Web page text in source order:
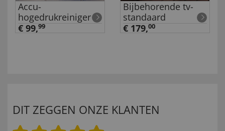
Accu-
hogedrukreiniger
€ 99,99
Bijbehorende tv-
standaard
€ 179,00
DIT ZEGGEN ONZE KLANTEN